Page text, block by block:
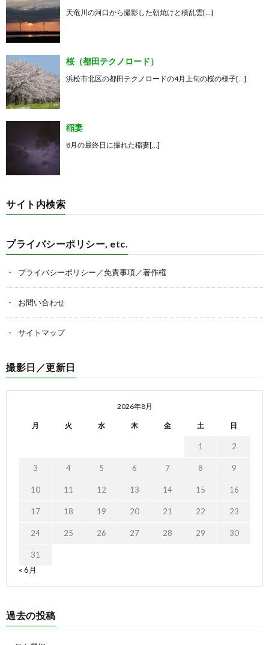
天竜川の河口から撮影した朝焼けと積乱雲[…]
桜（都田テクノロード）
浜松市北区の都田テクノロードの4月上旬の桜の様子[…]
稲妻
8月の最終日に撮れた稲妻[…]
サイト内検索
プライバシーポリシー, etc.
プライバシーポリシー／免責事項／著作権
お問い合わせ
サイトマップ
撮影日／更新日
2026年8月
月 火 水 木 金 土 日
1 2
3 4 5 6 7 8 9
10 11 12 13 14 15 16
17 18 19 20 21 22 23
24 25 26 27 28 29 30
31
« 6月
過去の投稿